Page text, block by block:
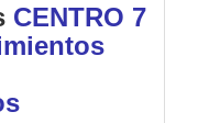
CENTRO 7